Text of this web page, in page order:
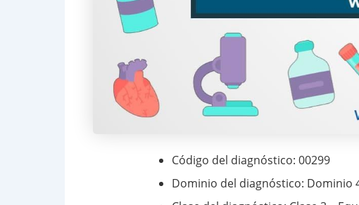
Código del diagnóstico: 00299
Dominio del diagnóstico: Dominio